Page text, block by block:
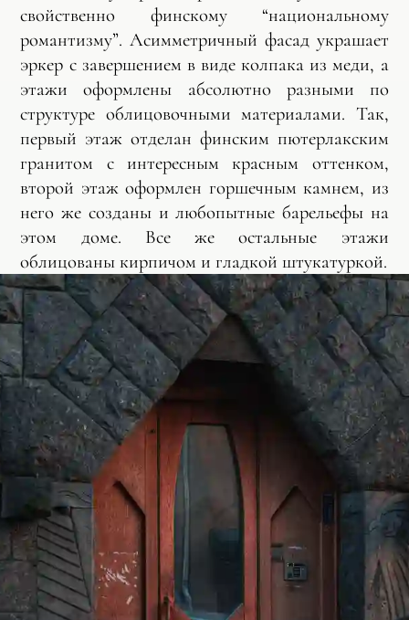
свойственно финскому “национальному
романтизму”. Асимметричный фасад украшает
эркер с завершением в виде колпака из меди, а
этажи оформлены абсолютно разными по
структуре облицовочными материалами. Так,
первый этаж отделан финским пютерлакским
гранитом с интересным красным оттенком,
второй этаж оформлен горшечным камнем, из
него же созданы и любопытные барельефы на
этом доме. Все же остальные этажи
облицованы кирпичом и гладкой штукатуркой.